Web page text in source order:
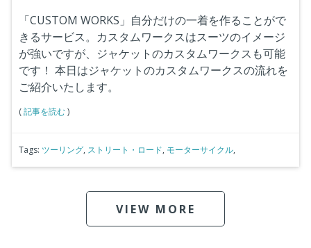
「CUSTOM WORKS」自分だけの一着を作ることがで
きるサービス。カスタムワークスはスーツのイメージ
が強いですが、ジャケットのカスタムワークスも可能
です！ 本日はジャケットのカスタムワークスの流れを
ご紹介いたします。
(記事を読む)
Tags: ツーリング, ストリート・ロード, モーターサイクル,
VIEW MORE